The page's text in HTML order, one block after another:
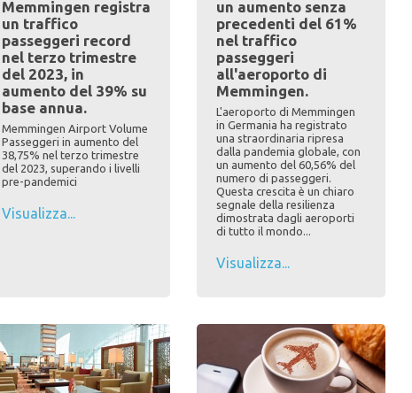
Memmingen registra
un traffico
passeggeri record
nel terzo trimestre
del 2023, in
aumento del 39% su
base annua.
Memmingen Airport Volume
Passeggeri in aumento del
38,75% nel terzo trimestre
del 2023, superando i livelli
pre-pandemici
Visualizza...
un aumento senza
precedenti del 61%
nel traffico
passeggeri
all'aeroporto di
Memmingen.
L'aeroporto di Memmingen
in Germania ha registrato
una straordinaria ripresa
dalla pandemia globale, con
un aumento del 60,56% del
numero di passeggeri.
Questa crescita è un chiaro
segnale della resilienza
dimostrata dagli aeroporti
di tutto il mondo...
Visualizza...